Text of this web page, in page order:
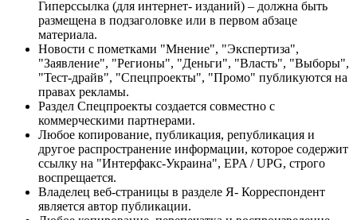
Гиперссылка (для интернет- изданий) – должна быть
размещена в подзаголовке или в первом абзаце
материала.
Новости с пометками "Мнение", "Экспертиза",
"Заявление", "Регионы", "Деньги", "Власть", "Выборы",
"Тест-драйв", "Спецпроекты", "Промо" публикуются на
правах рекламы.
Раздел Спецпроекты создается совместно с
коммерческими партнерами.
Любое копирование, публикация, републикация и
другое распространение информации, которое содержит
ссылку на "Интерфакс-Украина", EPA / UPG, строго
воспрещается.
Владелец веб-страницы в разделе Я- Корреспондент
является автор публикации.